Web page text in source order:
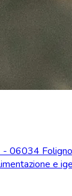
06034 Foligno
e